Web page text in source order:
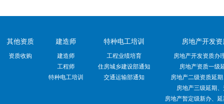
其他资质
资质收购
建造师
建造师
工程师
特种电工培训
特种电工培训
工程业绩培育
住房城乡建设部通知
交通运输部通知
房地产开发资
房地产开发资质办
房地产资质一级
房地产二级资质延
房地产三级延期、
房地产暂定级新办、